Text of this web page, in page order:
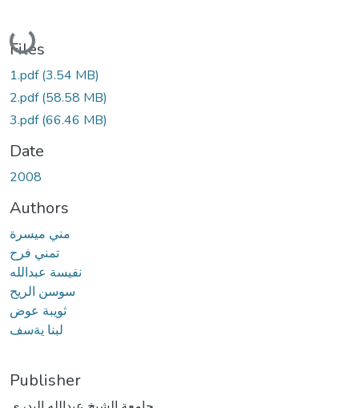
Loading...
Files
1.pdf(3.54 MB)
2.pdf(58.58 MB)
3.pdf(66.46 MB)
Date
2008
Authors
مني ميسرة
تمني فرح
نفيسة عبدالله
سوسن الريح
ثويبة عوض
لبنا يةسف
Publisher